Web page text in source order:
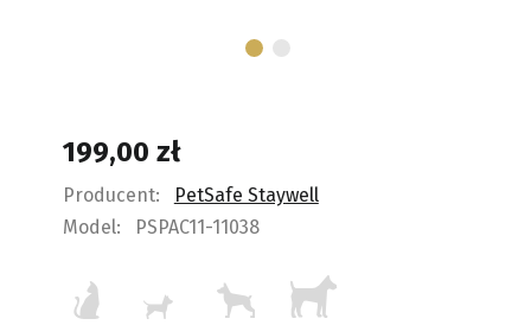
Producent:
PetSafe Staywell
Model:
PSPAC11-11038
199,00 zł